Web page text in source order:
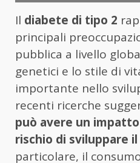
Il diabete di tipo 2
principali
pubblica a livello
genetici e lo stile di
importante nello
recenti ricerche
può avere un
rischio di sviluppare
particolare, il